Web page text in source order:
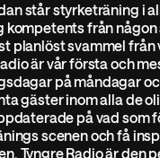
står styrketräning i
kompetents från någon
planlöst svammel från
är vår första och
på måndagar
gäster inom alla de
på vad som
scenen och få
Tyngre Radio är den